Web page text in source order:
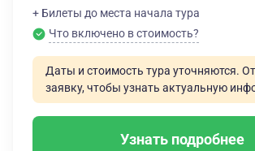
+ Билеты до места начала тура
Что включено в стоимость?
Даты и стоимость тура уточняются.
заявку, чтобы узнать актуальную
Узнать подробнее